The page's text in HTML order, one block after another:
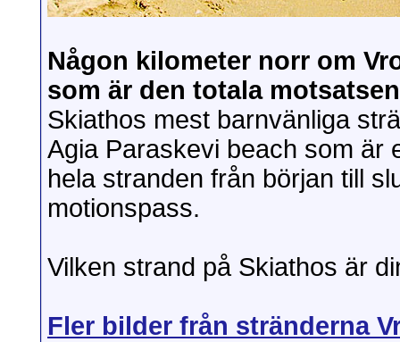
Någon kilometer norr om
som är den totala
Skiathos mest barnvänliga
Agia Paraskevi beach som är
hela stranden från början till
motionspass.
Vilken strand på Skiathos är
Fler bilder från stränderna